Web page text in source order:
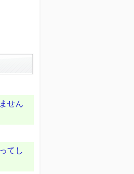
せん
てし